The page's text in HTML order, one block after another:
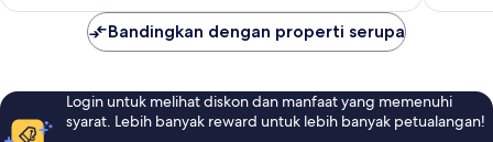
Bandingkan dengan properti serupa
Login untuk melihat diskon dan manfaat yang memenuhi
syarat. Lebih banyak reward untuk lebih banyak petualangan!